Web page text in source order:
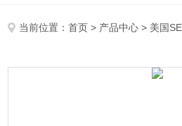
当前位置：首页 > 产品中心 > 美国